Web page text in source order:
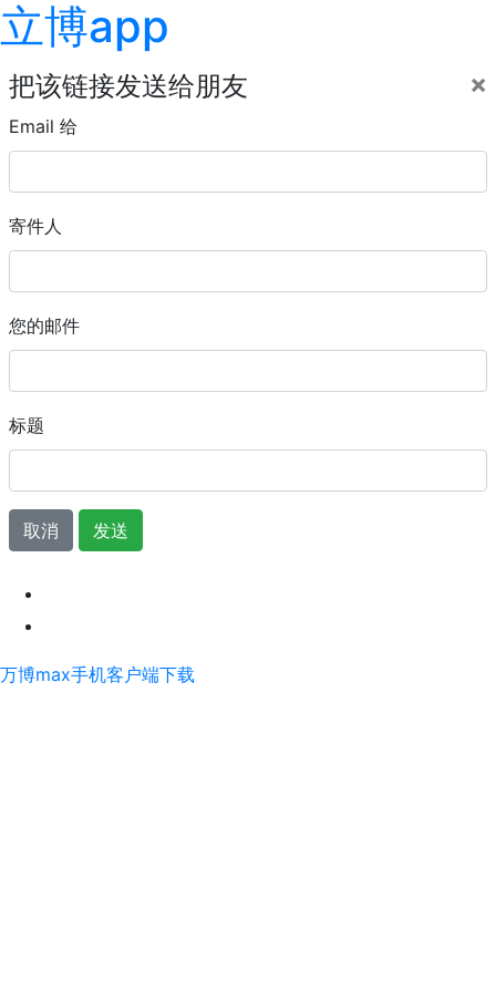
立博app
×
把该链接发送给朋友
Email 给
寄件人
您的邮件
标题
取消 发送
万博max手机客户端下载